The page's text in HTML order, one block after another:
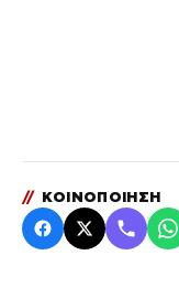
// ΚΟΙΝΟΠΟΙΗΣΗ